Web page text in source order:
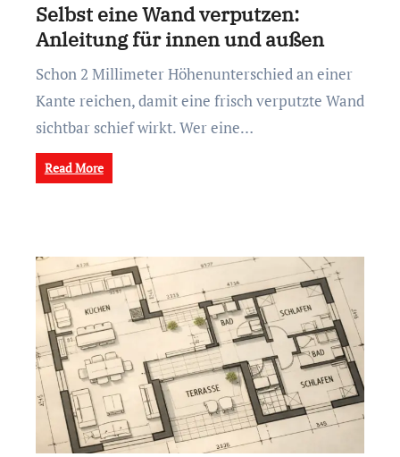
Selbst eine Wand verputzen:
Anleitung für innen und außen
Schon 2 Millimeter Höhenunterschied an einer
Kante reichen, damit eine frisch verputzte Wand
sichtbar schief wirkt. Wer eine…
Read More